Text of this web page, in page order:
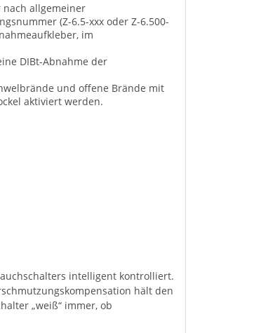
nach allgemeiner
(Z-6.5-xxx oder Z-6.500-
im
DIBt-Abnahme der
und offene Brände mit
aktiviert werden.
intelligent kontrolliert.
hält den
„weiß“ immer, ob